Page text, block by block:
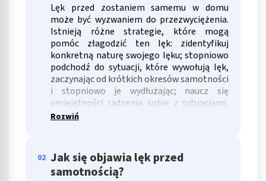
Lęk przed zostaniem samemu w domu
może być wyzwaniem do przezwyciężenia.
Istnieją różne strategie, które mogą
pomóc złagodzić ten lęk: zidentyfikuj
konkretną naturę swojego lęku; stopniowo
podchodź do sytuacji, które wywołują lęk,
zaczynając od krótkich okresów samotności
i stopniowo je wydłużając; naucz się
umiejętności radzenia sobie z sytuacjami,
które mogą wywoływać lęk; podziel się
Rozwiń
02 Jak się objawia lęk przed
samotnością?